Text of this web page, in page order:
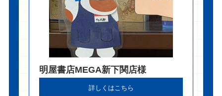
明屋書店MEGA新下関店様
詳しくはこちら